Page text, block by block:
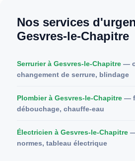
Nos services
Gesvres-le-Chapitre
Serrurier à Gesvres-le-Chapitre —
changement de serrure, blindage
Plombier à Gesvres-le-Chapitre —
débouchage, chauffe-eau
Électricien à Gesvres-le-Chapitre
normes, tableau électrique